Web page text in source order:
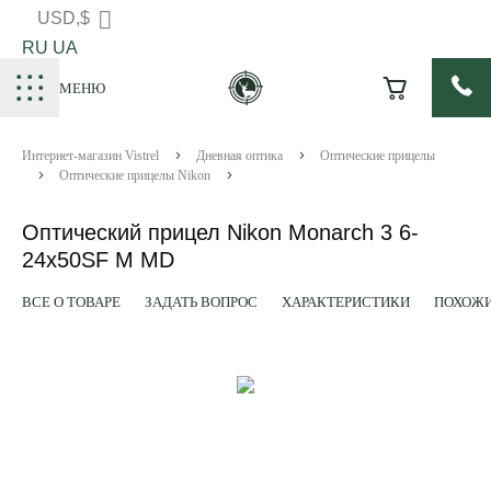
USD,$
RU UA
МЕНЮ
Интернет-магазин Vistrel Дневная оптика
Оптические прицелы
Оптические прицелы Nikon
Оптический прицел Nikon Monarch 3 6-
24x50SF M MD
ВСЕ О ТОВАРЕ ЗАДАТЬ ВОПРОС ХАРАКТЕРИСТИКИ